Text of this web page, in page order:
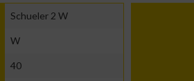
Schueler 2 W
W
40